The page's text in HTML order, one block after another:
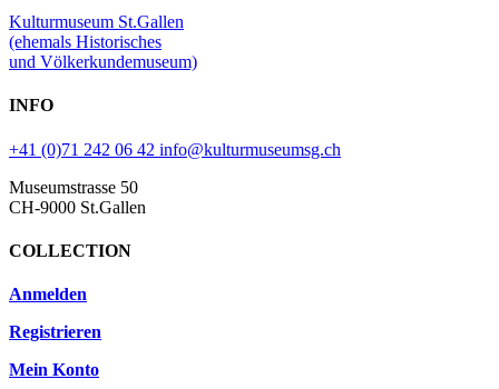
Kulturmuseum St.Gallen
(ehemals Historisches
und Völkerkundemuseum)
INFO
+41 (0)71 242 06 42 info@kulturmuseumsg.ch
Museumstrasse 50
CH-9000 St.Gallen
COLLECTION
Anmelden
Registrieren
Mein Konto